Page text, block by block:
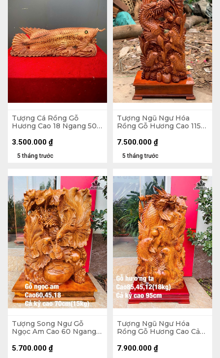
Tượng Cá Rồng Gỗ
Hương Cao 18 Ngang 50
5 tháng trước
3.500.000 ₫
Tượng Ngũ Ngư Hóa
Rồng Gỗ Hương Cao 115
Không Kỷ Cao 100 (cm)
5 tháng trước
7.500.000 ₫
Tượng Song Ngư Gỗ
Ngọc Am Cao 60 Ngang
70 - 15kg
5.700.000 ₫
Tượng Ngũ Ngư Hóa
Rồng Gỗ Hương Cao Cả
(cm) - 18kg - Kỷ Cao 10
7.900.000 ₫